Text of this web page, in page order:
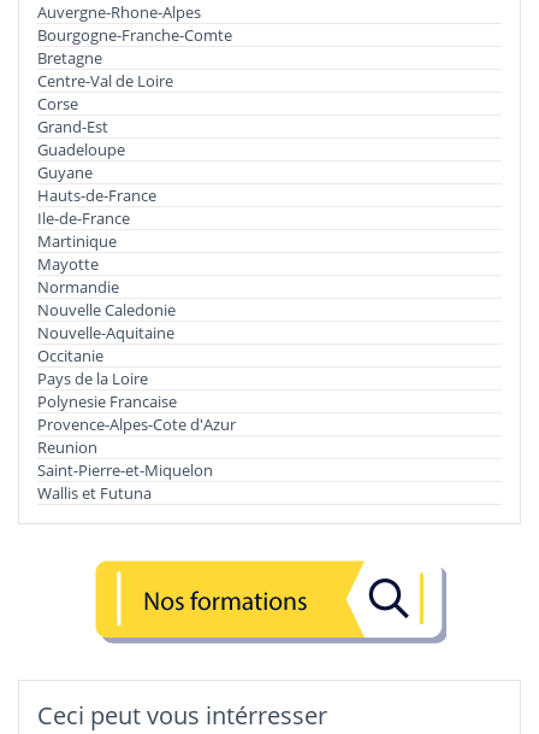
Auvergne-Rhone-Alpes
Bourgogne-Franche-Comte
Bretagne
Centre-Val de Loire
Corse
Grand-Est
Guadeloupe
Guyane
Hauts-de-France
Ile-de-France
Martinique
Mayotte
Normandie
Nouvelle Caledonie
Nouvelle-Aquitaine
Occitanie
Pays de la Loire
Polynesie Francaise
Provence-Alpes-Cote d'Azur
Reunion
Saint-Pierre-et-Miquelon
Wallis et Futuna
Ceci peut vous intérresser